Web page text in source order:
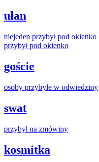
ułan
niejeden przybyłpod okienko
przybyłpod okienko
goście
osoby przybyłe w odwiedziny
swat
przybyłna zmówiny
kosmitka